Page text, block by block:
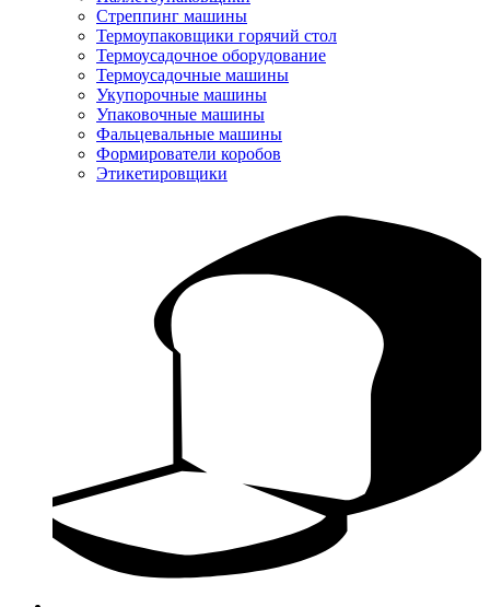
Стреппинг машины
Термоупаковщики горячий стол
Термоусадочное оборудование
Термоусадочные машины
Укупорочные машины
Упаковочные машины
Фальцевальные машины
Формирователи коробов
Этикетировщики